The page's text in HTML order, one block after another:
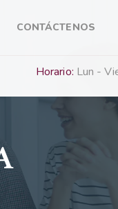
CONTÁCTENOS
Horario: Lun -